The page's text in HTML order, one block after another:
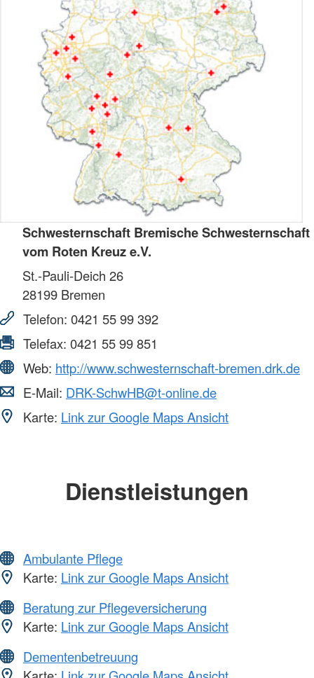
Schwesternschaft Bremische Schwesternschaft
vom Roten Kreuz e.V.
St.-Pauli-Deich 26
28199 Bremen
Telefon: 0421 55 99 392
Telefax: 0421 55 99 851
Web: http://www.schwesternschaft-bremen.drk.de
E-Mail: DRK-SchwHB@t-online.de
Karte: Link zur Google Maps Ansicht
Dienstleistungen
Ambulante Pflege
Karte: Link zur Google Maps Ansicht
Beratung zur Pflegeversicherung
Karte: Link zur Google Maps Ansicht
Dementenbetreuung